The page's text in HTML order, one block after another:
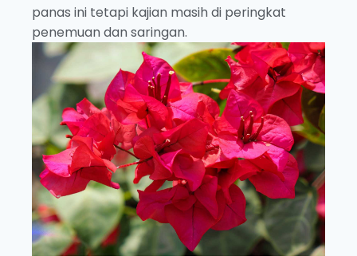
panas ini tetapi kajian masih di peringkat
penemuan dan saringan.